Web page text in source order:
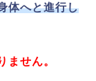
体へと進行し
ません。